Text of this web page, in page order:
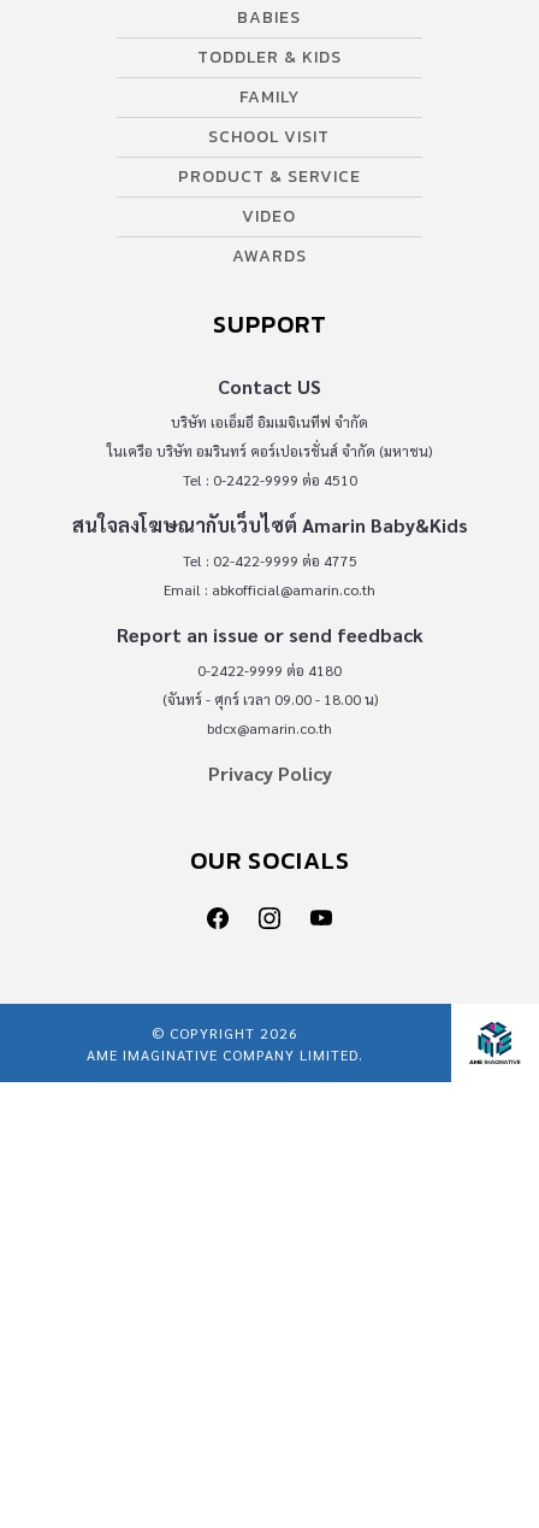
BABIES
TODDLER & KIDS
FAMILY
SCHOOL VISIT
PRODUCT & SERVICE
VIDEO
AWARDS
SUPPORT
Contact US
บริษัท เอเอ็มอี อิมเมจิเนทีฟ จำกัด
ในเครือ บริษัท อมรินทร์ คอร์เปอเรชั่นส์ จำกัด (มหาชน)
Tel : 0-2422-9999 ต่อ 4510
สนใจลงโฆษณากับเว็บไซต์ Amarin Baby&Kids
Tel : 02-422-9999 ต่อ 4775
Email : abkofficial@amarin.co.th
Report an issue or send feedback
0-2422-9999 ต่อ 4180
(จันทร์ - ศุกร์ เวลา 09.00 - 18.00 น)
bdcx@amarin.co.th
Privacy Policy
OUR SOCIALS
© COPYRIGHT 2026
AME IMAGINATIVE COMPANY LIMITED.